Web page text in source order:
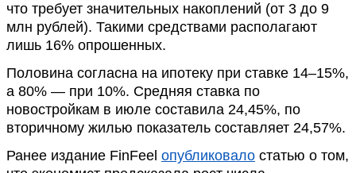
что требует значительных накоплений (от 3 до 9
млн рублей). Такими средствами располагают
лишь 16% опрошенных.
Половина согласна на ипотеку при ставке 14–15%,
а 80% — при 10%. Средняя ставка по
новостройкам в июле составила 24,45%, по
вторичному жилью показатель составляет 24,57%.
Ранее издание FinFeel опубликовало статью о том,